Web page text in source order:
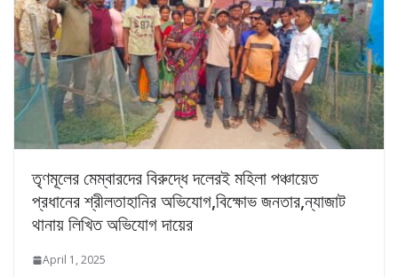
তৃণমূলের মেম্বারদের বিরুদ্ধে দলেরই মহিলা পঞ্চায়েত
প্রধানের শ্রীলতাহানির অভিযোগ,বিক্ষোভ জনতার,ন্যাজাট
থানায় লিখিত অভিযোগ দায়ের
April 1, 2025